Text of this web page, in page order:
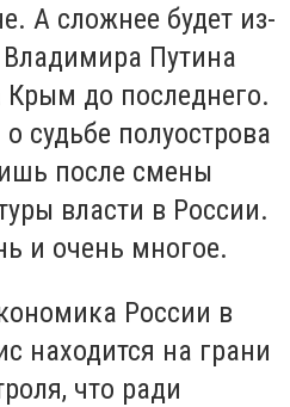
А сложнее будет из-
Владимира Путина
Крым до последнего.
судьбе полуострова
после смены
власти в России.
и очень многое.
России в
находится на грани
что ради